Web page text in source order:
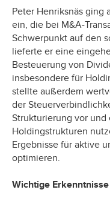
Peter Henriksnäs ging
ein, die bei M&A-
Schwerpunkt auf den
lieferte er eine
Besteuerung von
insbesondere für
stellte außerdem
der
Strukturierung vor
Holdingstrukturen
Ergebnisse für aktive
optimieren.
Wichtige